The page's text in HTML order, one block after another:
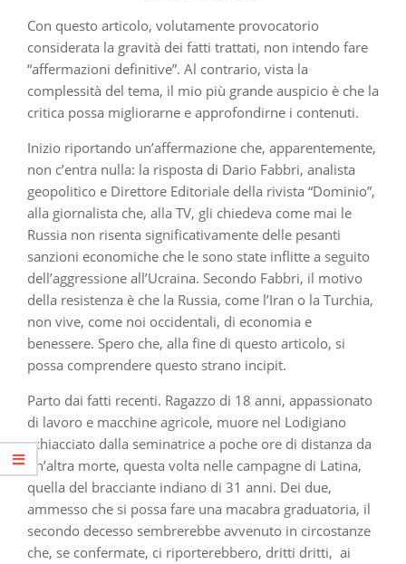
Con questo articolo, volutamente provocatorio
considerata la gravità dei fatti trattati, non intendo fare
“affermazioni definitive”. Al contrario, vista la
complessità del tema, il mio più grande auspicio è che la
critica possa migliorarne e approfondirne i contenuti.
Inizio riportando un’affermazione che, apparentemente,
non c’entra nulla: la risposta di Dario Fabbri, analista
geopolitico e Direttore Editoriale della rivista “Dominio”,
alla giornalista che, alla TV, gli chiedeva come mai le
Russia non risenta significativamente delle pesanti
sanzioni economiche che le sono state inflitte a seguito
dell’aggressione all’Ucraina. Secondo Fabbri, il motivo
della resistenza è che la Russia, come l’Iran o la Turchia,
non vive, come noi occidentali, di economia e
benessere. Spero che, alla fine di questo articolo, si
possa comprendere questo strano incipit.
Parto dai fatti recenti. Ragazzo di 18 anni, appassionato
di lavoro e macchine agricole, muore nel Lodigiano
schiacciato dalla seminatrice a poche ore di distanza da
un’altra morte, questa volta nelle campagne di Latina,
quella del bracciante indiano di 31 anni. Dei due,
ammesso che si possa fare una macabra graduatoria, il
secondo decesso sembrerebbe avvenuto in circostanze
che, se confermate, ci riporterebbero, dritti dritti, ai